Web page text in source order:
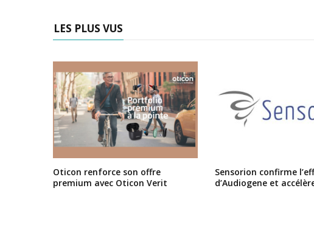
LES PLUS VUS
Oticon renforce son offre
premium avec Oticon Verit
Sensorion confirme
d’Audiogene et